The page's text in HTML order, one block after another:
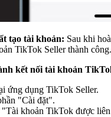
tạo tài khoản: Sau khi
TikTok Seller thành công.
kết nối tài khoản
ứng dụng TikTok Seller.
"Cài đặt".
"Tài khoản TikTok được